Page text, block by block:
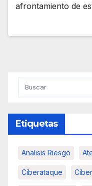
afrontamiento de
Etiquetas
Analisis Riesgo
Ciberataque